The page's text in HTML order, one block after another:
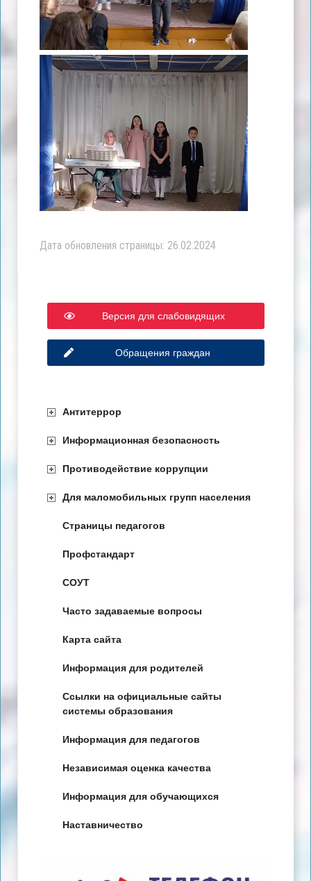
Дата обновления страницы: 26.02.2024
Версия для слабовидящих
Обращения граждан
Антитеррор
Информационная безопасность
Противодействие коррупции
Для маломобильных групп населения
Страницы педагогов
Профстандарт
СОУТ
Часто задаваемые вопросы
Карта сайта
Информация для родителей
Ссылки на официальные сайты
системы образования
Информация для педагогов
Независимая оценка качества
Информация для обучающихся
Наставничество